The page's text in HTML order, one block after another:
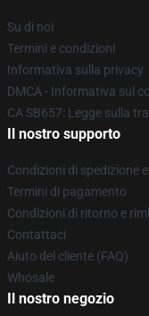
Su di noi
Termini e condizioni
Informativa sulla privacy
DMCA - Informativa sul
CA SB657: Legge sulla
Il nostro supporto
Condizioni di spedizione
Termini di pagamento
Condizioni di ritorno e
Contattaci
Aiuto del cliente (FAQ)
Whosale
Il nostro negozio